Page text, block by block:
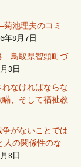
池理夫のコミ
年8月7日
―鳥取県智頭町づ
3日
なければならな
、そして福祉教
がないことでは
人の関係性のな
8日